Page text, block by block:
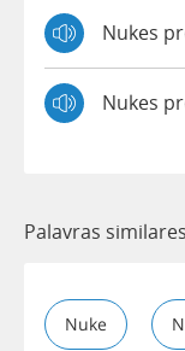
Nukes
Nukes
Palavras
Nuke